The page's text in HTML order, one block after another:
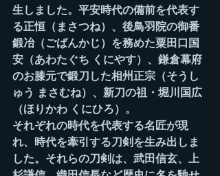
生しました。平安時代の備前を代表す
る正恒（まさつね）、後鳥羽院の御番
鍛冶（ごばんかじ）を務めた粟田口国
安（あわたぐち くにやす）、鎌倉幕府
のお膝元で鍛刀した相州正宗（そうし
ゅう まさむね）、新刀の祖・堀川国広
（ほりかわ くにひろ）。
それぞれの時代を代表する名匠が現
れ、時代を牽引する刀剣を生み出しま
した。それらの刀剣は、武田信玄、上